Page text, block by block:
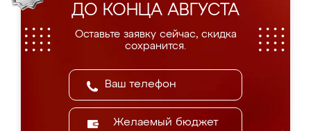
ДО КОНЦА АВГУСТА
Оставьте заявку сейчас, скидка
сохранится.
Желаемый бюджет